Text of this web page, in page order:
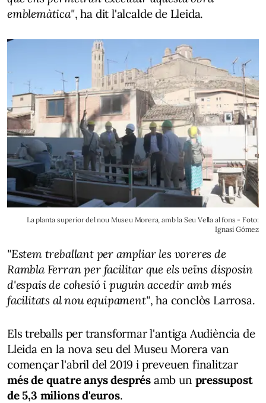
emblemàtica", ha dit l'alcalde de Lleida.
La planta superior del nou Museu Morera, amb la Seu Vella al fons - Foto:
Ignasi Gómez
"Estem treballant per ampliar les voreres de
Rambla Ferran per facilitar que els veïns disposin
d'espais de cohesió i puguin accedir amb més
facilitats al nou equipament", ha conclòs Larrosa.
Els treballs per transformar l'antiga Audiència de
Lleida en la nova seu del Museu Morera van
començar l'abril del 2019 i preveuen finalitzar
més de quatre anys després amb un pressupost
de 5,3 milions d'euros.